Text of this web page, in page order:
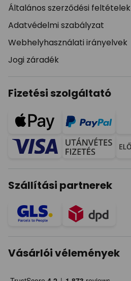
Általános szerződési feltételek
Adatvédelmi szabályzat
Webhelyhasználati irányelvek
Jogi záradék
Fizetési szolgáltató
Szállítási partnerek
Vásárlói vélemények